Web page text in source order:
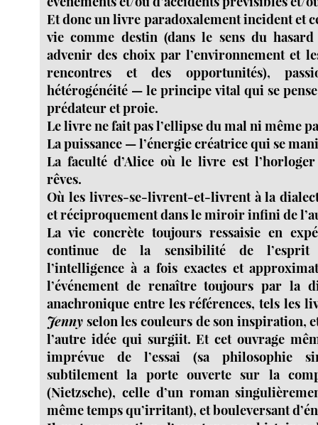
Et donc un livre paradoxalement incident et
vie comme destin (dans le sens du
advenir des choix par l’environnement et
rencontres et des opportunités),
hétérogénéité — le principe vital qui se
prédateur et proie.
Le livre ne fait pas l’ellipse du mal ni même
La puissance — l’énergie créatrice qui se
La faculté d’Alice où le livre est
rêves.
Où les livres-se-livrent-et-livrent à la
et réciproquement dans le miroir infini de
La vie concrète toujours ressaisie en
continue de la sensibilité de l’esprit
l’intelligence à a fois exactes et
l’événement de renaître toujours par la
anachronique entre les références, tels les
Jenny selon les couleurs de son inspiration,
l’autre idée qui surgiit. Et cet ouvrage
imprévue de l’essai (sa philosophie
subtilement la porte ouverte sur la
(Nietzsche), celle d’un roman
même temps qu’irritant), et bouleversant